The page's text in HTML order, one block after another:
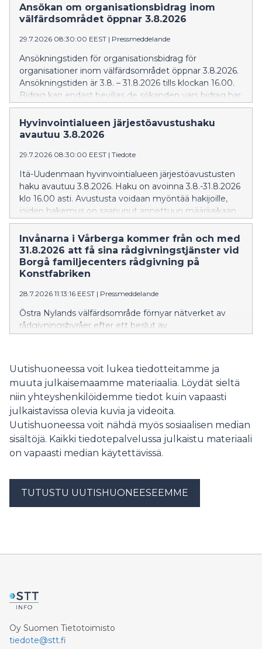
Ansökan om organisationsbidrag inom
välfärdsområdet öppnar 3.8.2026
29.7.2026 08:30:00 EEST | Pressmeddelande
Ansökningstiden för organisationsbidrag för
organisationer inom välfärdsområdet öppnar 3.8.2026.
Ansökningstiden är 3.8. – 31.8.2026 tills klockan 16.00.
Bidrag kan endast beviljas de sökanden vars bidrag har
kommit in inom utsatt tid.
Hyvinvointialueen järjestöavustushaku
avautuu 3.8.2026
29.7.2026 08:30:00 EEST | Tiedote
Itä-Uudenmaan hyvinvointialueen järjestöavustusten
haku avautuu 3.8.2026. Haku on avoinna 3.8.-31.8.2026
klo 16.00 asti. Avustusta voidaan myöntää hakijoille,
joiden hakemus on saapunut annettuun määräaikaan
mennessä.
Invånarna i Vårberga kommer från och med
31.8.2026 att få sina rådgivningstjänster vid
Borgå familjecenters rådgivning på
Konstfabriken
28.7.2026 11:13:16 EEST | Pressmeddelande
Östra Nylands välfärdsområde förnyar nätverket av
rådgivningsbyråer efter ett beslut av
välfärdsområdesfullmäktige. Verksamheten vid
och med 31.8 kommer invånarna i området att få hjälp
vid Borgå familjecenters rådgivning på Konstfabriken.
Uutishuoneessa voit lukea tiedotteitamme ja
muuta julkaisemaamme materiaalia. Löydät sieltä
niin yhteyshenkilöidemme tiedot kuin vapaasti
julkaistavissa olevia kuvia ja videoita.
Uutishuoneessa voit nähdä myös sosiaalisen median
sisältöjä. Kaikki tiedotepalvelussa julkaistu materiaali
on vapaasti median käytettävissä.
TUTUSTU UUTISHUONEESEEMME
Oy Suomen Tietotoimisto
tiedote@stt.fi